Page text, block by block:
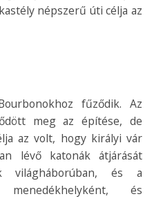
népszerű úti célja az
fűződik. Az
meg az építése, de
az volt, hogy királyi vár
lévő katonák átjárását
világháborúban, és a
és